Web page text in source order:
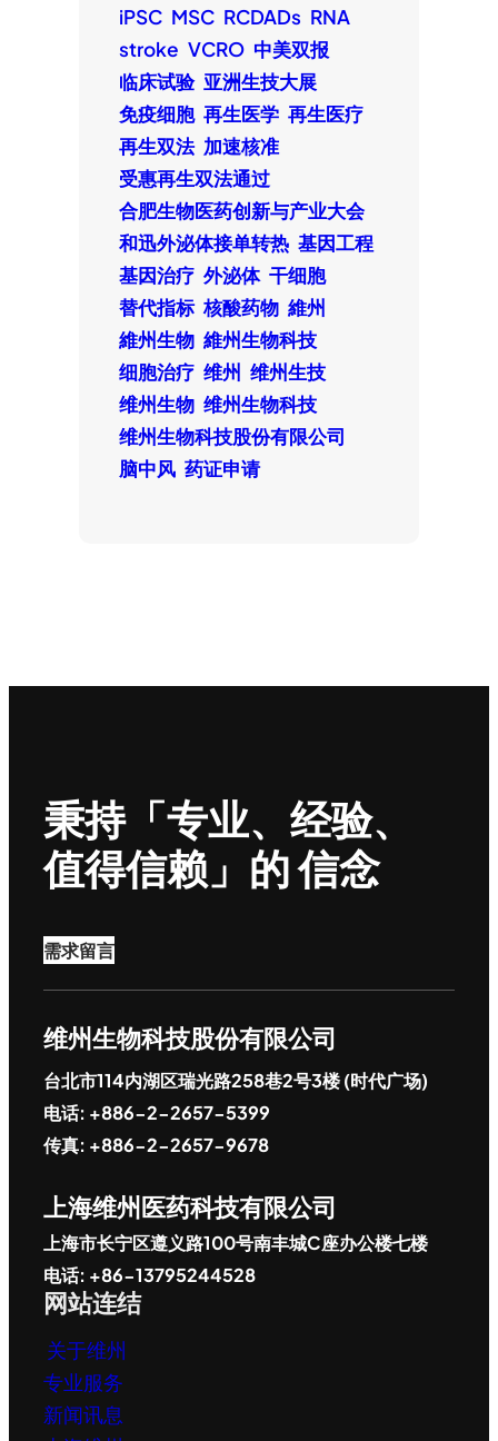
iPSC MSC RCDADs RNA
stroke VCRO 中美双报
临床试验 亚洲生技大展
免疫细胞 再生医学 再生医疗
再生双法 加速核准
受惠再生双法通过
合肥生物医药创新与产业大会
和迅外泌体接单转热 基因工程
基因治疗 外泌体 干细胞
替代指标 核酸药物 維州
維州生物 維州生物科技
细胞治疗 维州 维州生技
维州生物 维州生物科技
维州生物科技股份有限公司
脑中风 药证申请
秉持「专业、经验、
值得信赖」的 信念
需求留言
维州生物科技股份有限公司
台北市114内湖区瑞光路258巷2号3楼 (时代广场)
电话: +886-2-2657-5399
传真: +886-2-2657-9678
上海维州医药科技有限公司
上海市长宁区遵义路100号南丰城C座办公楼七楼
电话: +86-13795244528
网站连结
关于维州
专业服务
新闻讯息